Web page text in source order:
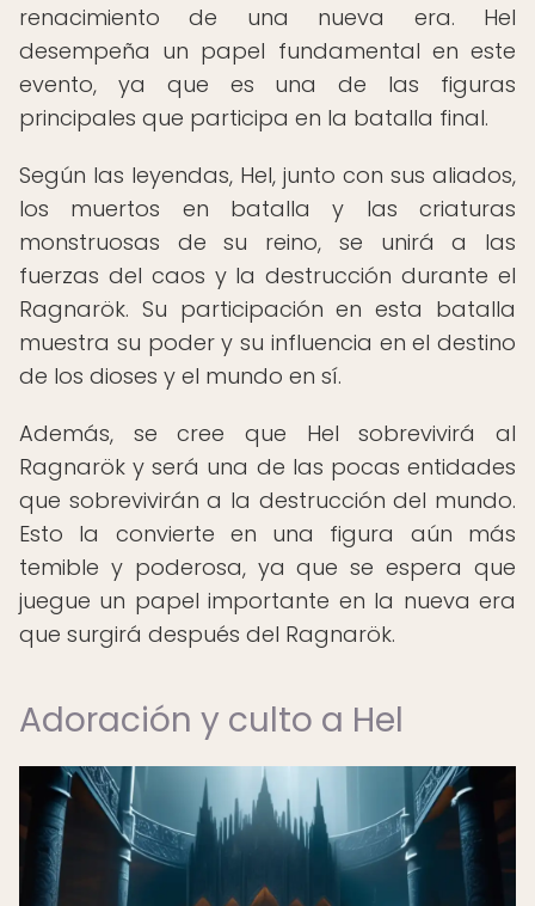
renacimiento de una nueva era. Hel
desempeña un papel fundamental en este
evento, ya que es una de las figuras
principales que participa en la batalla final.
Según las leyendas, Hel, junto con sus aliados,
los muertos en batalla y las criaturas
monstruosas de su reino, se unirá a las
fuerzas del caos y la destrucción durante el
Ragnarök. Su participación en esta batalla
muestra su poder y su influencia en el destino
de los dioses y el mundo en sí.
Además, se cree que Hel sobrevivirá al
Ragnarök y será una de las pocas entidades
que sobrevivirán a la destrucción del mundo.
Esto la convierte en una figura aún más
temible y poderosa, ya que se espera que
juegue un papel importante en la nueva era
que surgirá después del Ragnarök.
Adoración y culto a Hel